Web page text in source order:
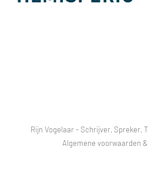
Rijn Vogelaar - Schrijver, Spreker,
Algemene voorwaarden